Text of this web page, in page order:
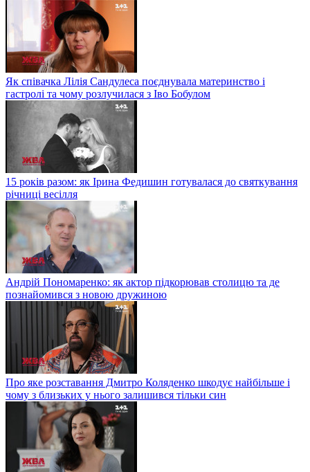
Як співачка Лілія Сандулеса поєднувала материнство і
гастролі та чому розлучилася з Іво Бобулом
15 років разом: як Ірина Федишин готувалася до святкування
річниці весілля
Андрій Пономаренко: як актор підкорював столицю та де
познайомився з новою дружиною
Про яке розставання Дмитро Коляденко шкодує найбільше і
чому з близьких у нього залишився тільки син